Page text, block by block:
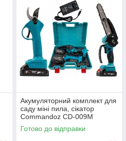
Акумуляторний комплект для
саду міні пила, сікатор
Commandoz CD-009M
Готово до відправки